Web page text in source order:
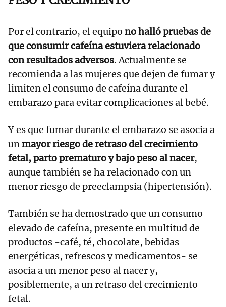
Por el contrario, el equipo no halló pruebas de
que consumir cafeína estuviera relacionado
con resultados adversos. Actualmente se
recomienda a las mujeres que dejen de fumar y
limiten el consumo de cafeína durante el
embarazo para evitar complicaciones al bebé.
Y es que fumar durante el embarazo se asocia a
unmayor riesgo de retraso del crecimiento
fetal, parto prematuro y bajo peso al nacer,
aunque también se ha relacionado con un
menor riesgo de preeclampsia (hipertensión).
También se ha demostrado que un consumo
elevado de cafeína, presente en multitud de
productos -café, té, chocolate, bebidas
energéticas, refrescos y medicamentos- se
asocia a un menor peso al nacer y,
posiblemente, a un retraso del crecimiento
fetal.